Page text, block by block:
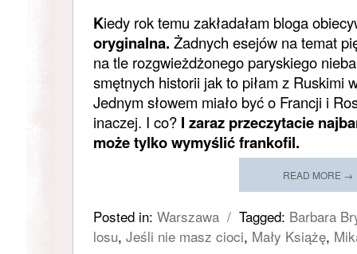
Kiedy rok temu zakładałam bloga
oryginalna. Żadnych esejów na temat
na tle rozgwieżdżonego paryskiego
smętnych historii jak to piłam z Ruskimi
Jednym słowem miało być o Francji i
inaczej. I co? I zaraz przeczytacie
może tylko wymyślić frankofil.
READ MORE →
Posted in: Warszawa / Tagged: Barbara
losu, Jeśli nie masz cioci, Mały Książę,